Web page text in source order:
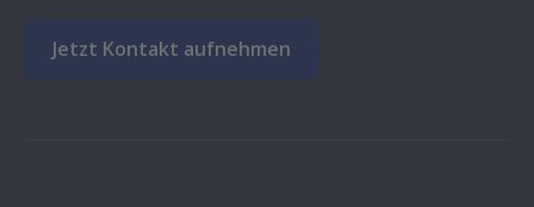
Jetzt Kontakt aufnehmen